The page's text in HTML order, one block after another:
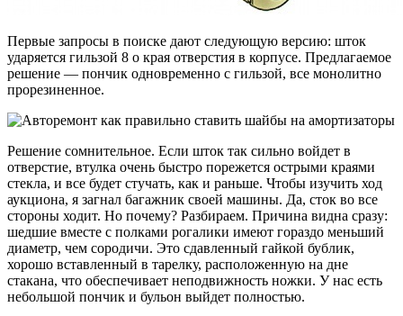
Первые запросы в поиске дают следующую версию: шток
ударяется гильзой 8 о края отверстия в корпусе. Предлагаемое
решение — пончик одновременно с гильзой, все монолитно
прорезиненное.
Решение сомнительное. Если шток так сильно войдет в
отверстие, втулка очень быстро порежется острыми краями
стекла, и все будет стучать, как и раньше. Чтобы изучить ход
аукциона, я загнал багажник своей машины. Да, сток во все
стороны ходит. Но почему? Разбираем. Причина видна сразу:
шедшие вместе с полками рогалики имеют гораздо меньший
диаметр, чем сородичи. Это сдавленный гайкой бублик,
хорошо вставленный в тарелку, расположенную на дне
стакана, что обеспечивает неподвижность ножки. У нас есть
небольшой пончик и бульон выйдет полностью.